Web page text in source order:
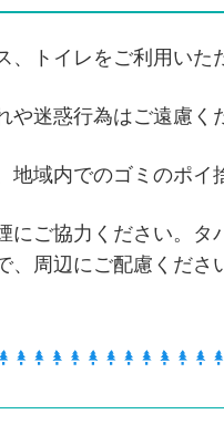
、トイレをご利用いた
や迷惑行為はご遠慮く
地域内でのゴミのポイ
にご協力ください。タ
、周辺にご配慮くださ